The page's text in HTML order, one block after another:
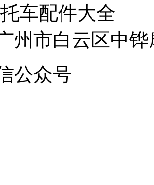
车配件大全
州市白云区中
公众号